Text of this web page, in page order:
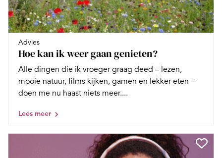
Advies
Hoe kan ik weer gaan genieten?
Alle dingen die ik vroeger graag deed – lezen,
mooie natuur, films kijken, gamen en lekker eten –
doen me nu haast niets meer....
Lees meer